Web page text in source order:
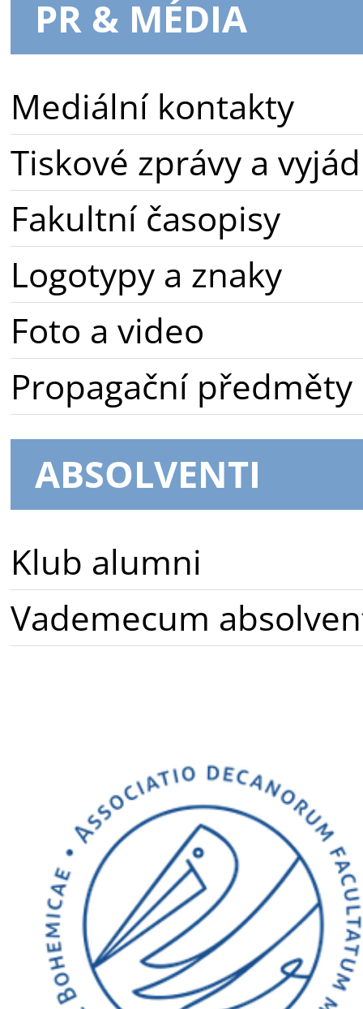
PR & MÉDIA
Mediální kontakty
Tiskové zprávy a
Fakultní časopisy
Logotypy a znaky
Foto a video
Propagační předměty
ABSOLVENTI
Klub alumni
Vademecum